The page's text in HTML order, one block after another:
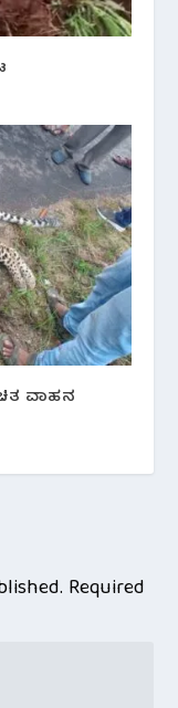
ವಾಹನ
Required